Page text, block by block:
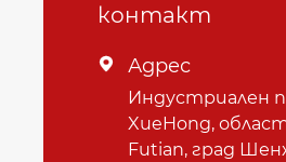
контакт
 Адрес
Индустриален
XueHong,
Futian, град